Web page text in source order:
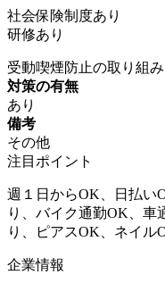
社会保険制度あり
研修あり
受動喫煙防止の取り組み
対策の有無
あり
備考
その他
注目ポイント
週１日からOK、日払い
り、バイク通勤OK、車
り、ピアスOK、ネイル
企業情報